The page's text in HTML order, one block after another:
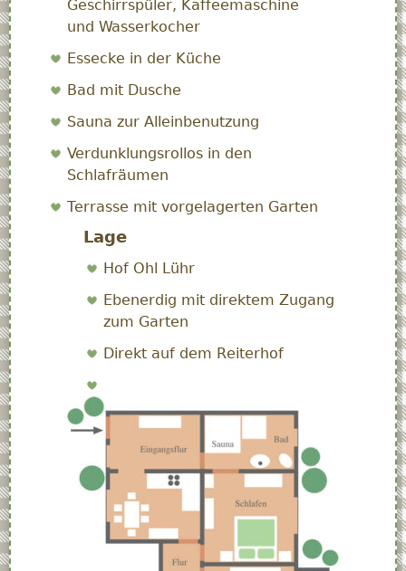
Geschirrspüler, Kaffeemaschine
und Wasserkocher
Essecke in der Küche
Bad mit Dusche
Sauna zur Alleinbenutzung
Verdunklungsrollos in den
Schlafräumen
Terrasse mit vorgelagerten Garten
Lage
Hof Ohl Lühr
Ebenerdig mit direktem Zugang
zum Garten
Direkt auf dem Reiterhof